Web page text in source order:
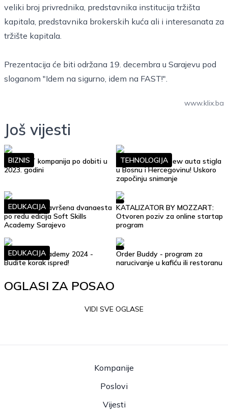
veliki broj privrednika, predstavnika institucija tržišta
kapitala, predstavnika brokerskih kuća ali i interesanata za
tržište kapitala.
Prezentacija će biti održana 19. decembra u Sarajevu pod
sloganom "Idem na sigurno, idem na FAST!".
www.klix.ba
Još vijesti
Top 10 IT kompanija po dobiti u
2023. godini
BIZNIS
Google Street View auta stigla
u Bosnu i Hercegovinu! Uskoro
započinju snimanje
TEHNOLOGIJA
Uspješno je završena dvanaesta
po redu edicija Soft Skills
Academy Sarajevo
EDUKACIJA
KATALIZATOR BY MOZZART:
Otvoren poziv za online startap
program
Soft Skills Academy 2024 -
Budite korak ispred!
EDUKACIJA
Order Buddy - program za
narucivanje u kafiću ili restoranu
OGLASI ZA POSAO
VIDI SVE OGLASE
Kompanije
Poslovi
Vijesti